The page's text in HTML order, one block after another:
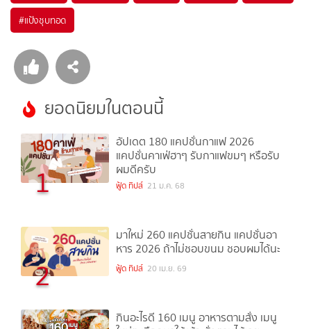
#แป้งชุบทอด
ยอดนิยมในตอนนี้
1
อัปเดต 180 แคปชั่นกาแฟ 2026
แคปชั่นคาเฟ่ฮาๆ รับกาแฟขมๆ หรือรับ
ผมดีครับ
ฟู้ด ทิปส์ 21 ม.ค. 68
2
มาใหม่ 260 แคปชั่นสายกิน แคปชั่นอา
หาร 2026 ถ้าไม่ชอบขนม ชอบผมได้นะ
ฟู้ด ทิปส์ 20 เม.ย. 69
กินอะไรดี 160 เมนู อาหารตามสั่ง เมนู